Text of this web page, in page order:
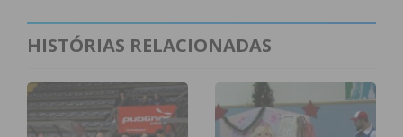
Eu li e concordo com ostermos e
HISTÓRIAS RELACIONADAS